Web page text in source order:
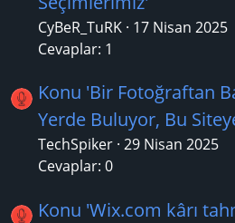
CyBeR_TuRK 17 Nisan 2025
Cevaplar: 1
Konu 'Bir Fotoğraftan
Yerde Buluyor, Bu
TechSpiker 29 Nisan 2025
Cevaplar: 0
Konu 'Wix.com kârı